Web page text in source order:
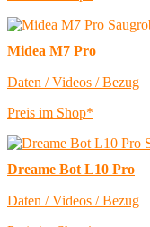
Midea M7 Pro
Daten / Videos / Bezug
Preis im Shop*
Dreame Bot L10 Pro
Daten / Videos / Bezug